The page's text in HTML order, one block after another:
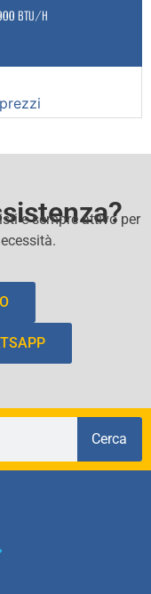
BTU/H
e sempre attivo per
Cerca